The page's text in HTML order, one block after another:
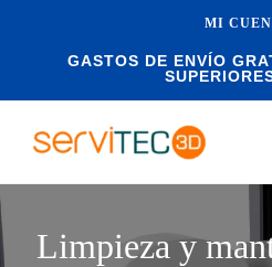
MI
GASTOS DE ENVÍO
Limpieza y